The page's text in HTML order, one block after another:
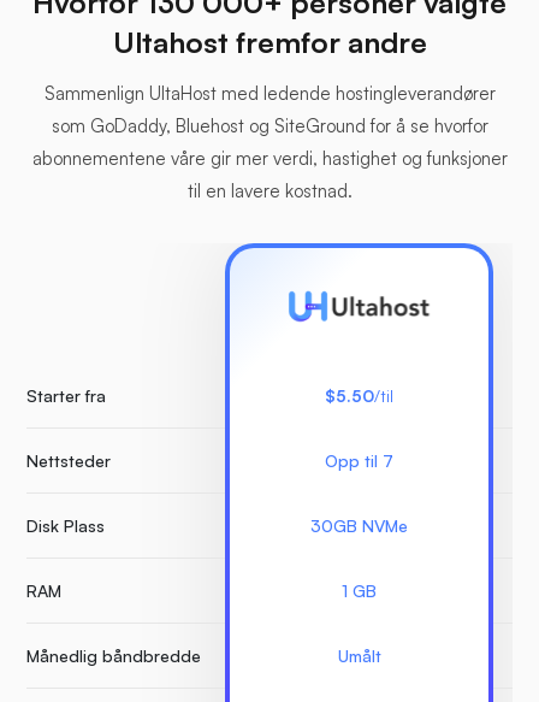
Ultahost fremfor andre
Sammenlign UltaHost med ledende hostingleverandører
som GoDaddy, Bluehost og SiteGround for å se hvorfor
abonnementene våre gir mer verdi, hastighet og funksjoner
til en lavere kostnad.
Starter fra
Nettsteder
Disk Plass
RAM
Månedlig båndbredde
$5.50/til
Opp til 7
30GB NVMe
1 GB
Umålt